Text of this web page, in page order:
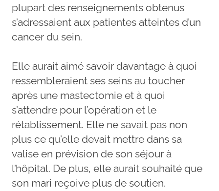
plupart des renseignements obtenus
s’adressaient aux patientes atteintes d’un
cancer du sein.
Elle aurait aimé savoir davantage à quoi
ressembleraient ses seins au toucher
après une mastectomie et à quoi
s’attendre pour l’opération et le
rétablissement. Elle ne savait pas non
plus ce qu’elle devait mettre dans sa
valise en prévision de son séjour à
l’hôpital. De plus, elle aurait souhaité que
son mari reçoive plus de soutien.